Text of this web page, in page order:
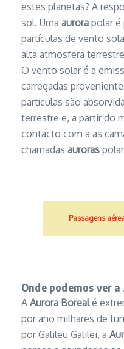
estes planetas? A
sol. Uma aurora polar é
partículas de vento
alta atmosfera
O vento solar é a
carregadas
partículas são
terrestre e, a partir do
contacto com a as
chamadas auroras
Passagens
Onde podemos ver
A Aurora Borealé
por ano milhares de
por Galileu Galilei, a